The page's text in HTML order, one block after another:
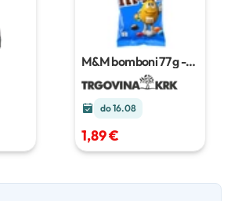
M&M bomboni77 g -
do 16.08
1,89 €